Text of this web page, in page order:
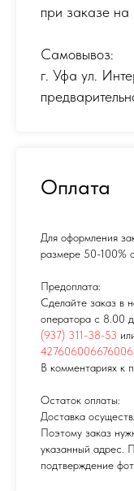
при заказе на
Самовывоз:
г. Уфа ул.
Оплата
Для оформления
размере 50-100%
Предоплата:
Сделайте заказ в
оператора с 8.00
(937) 311-38-53
В комментариях к
Остаток оплаты:
Доставка
Поэтому заказ
указанный адрес.
подтверждение